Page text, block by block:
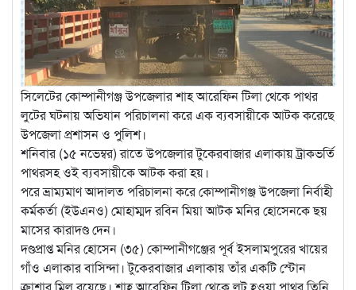
সিলেটের কোম্পানীগঞ্জ উপজেলার শাহ আরেফিন টিলা থেকে পাথর
লুটের ঘটনায় অভিযান পরিচালনা করে এক ব্যবসায়ীকে আটক করেছে
উপজেলা প্রশাসন ও পুলিশ।
শনিবার (১৫ নভেম্বর) রাতে উপজেলার টুকেরবাজার এলাকায় ট্রাকভর্তি
পাথরসহ ওই ব্যবসায়ীকে আটক করা হয়।
পরে ভ্রাম্যমাণ আদালত পরিচালনা করে কোম্পানীগঞ্জ উপজেলা নির্বাহী
কর্মকর্তা (ইউএনও) মোহাম্মদ রবিন মিয়া আটক মনির হোসেনকে ছয়
মাসের কারাদণ্ড দেন।
দণ্ডপ্রাপ্ত মনির হোসেন (৩৫) কোম্পানীগঞ্জের পূর্ব ইসলামপুরের খায়ের
গাঁও এলাকার বাসিন্দা। টুকেরবাজার এলাকায় তাঁর একটি স্টোন